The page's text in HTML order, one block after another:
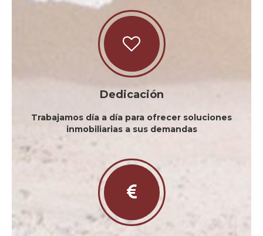
Dedicación
Trabajamos día a día para ofrecer soluciones
inmobiliarias a sus demandas